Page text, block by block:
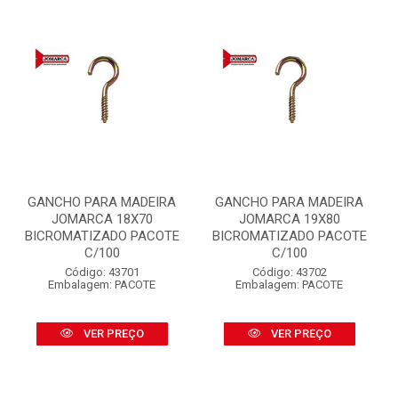
GANCHO PARA MADEIRA
JOMARCA 18X70
BICROMATIZADO PACOTE
C/100
Código: 43701
Embalagem: PACOTE
VER PREÇO
GANCHO PARA MADEIRA
JOMARCA 19X80
BICROMATIZADO PACOTE
C/100
Código: 43702
Embalagem: PACOTE
VER PREÇO